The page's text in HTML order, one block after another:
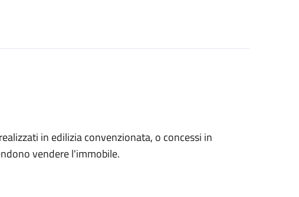
in edilizia convenzionata, o concessi in
vendere l'immobile.